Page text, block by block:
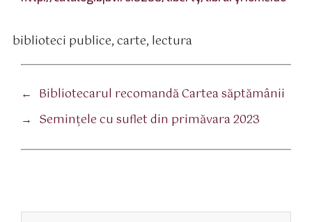
biblioteci publice,carte, lectura
← Bibliotecarul recomandă Cartea săptămânii
→ Seminţele cu suflet din primăvara 2023